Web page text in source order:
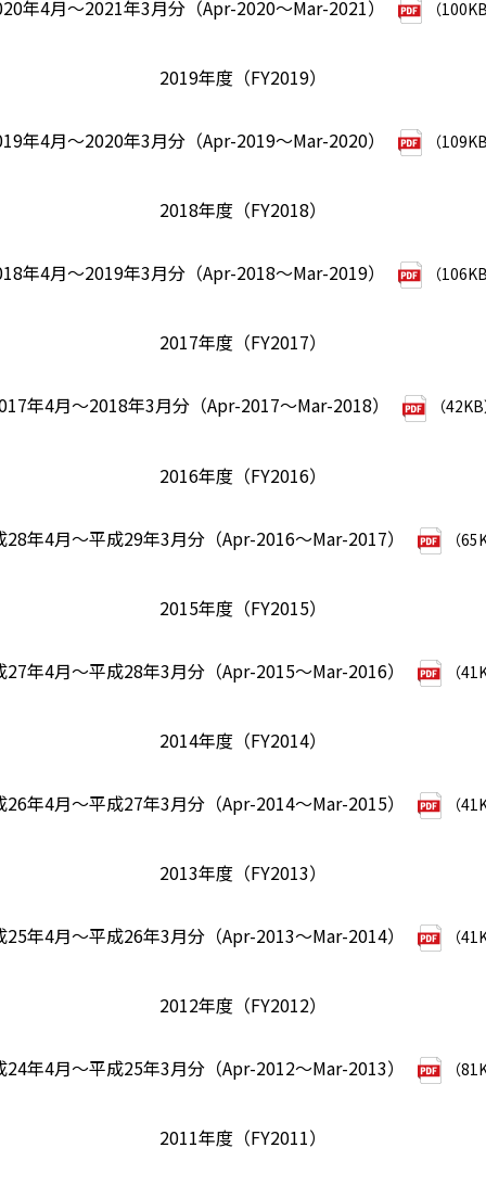
年4月～2021年3月分（Apr-2020～Mar-2021） （
2019年度（FY2019）
年4月～2020年3月分（Apr-2019～Mar-2020） （
2018年度（FY2018）
年4月～2019年3月分（Apr-2018～Mar-2019） （
2017年度（FY2017）
年4月～2018年3月分（Apr-2017～Mar-2018） （
2016年度（FY2016）
28年4月～平成29年3月分（Apr-2016～Mar-2017） （
2015年度（FY2015）
27年4月～平成28年3月分（Apr-2015～Mar-2016） （
2014年度（FY2014）
26年4月～平成27年3月分（Apr-2014～Mar-2015） （
2013年度（FY2013）
25年4月～平成26年3月分（Apr-2013～Mar-2014） （
2012年度（FY2012）
24年4月～平成25年3月分（Apr-2012～Mar-2013） （
2011年度（FY2011）